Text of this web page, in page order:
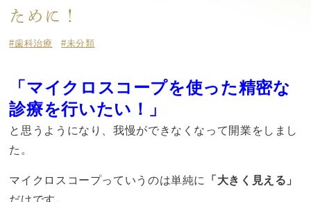
ために！
#歯科治療 #未分類
「マイクロスコープを使った精密な
診療を行いたい！」
と思うようになり、我慢ができなくなって開業をしまし
た。
マイクロスコープっていうのは単純に
「大きく見える」
だけです。